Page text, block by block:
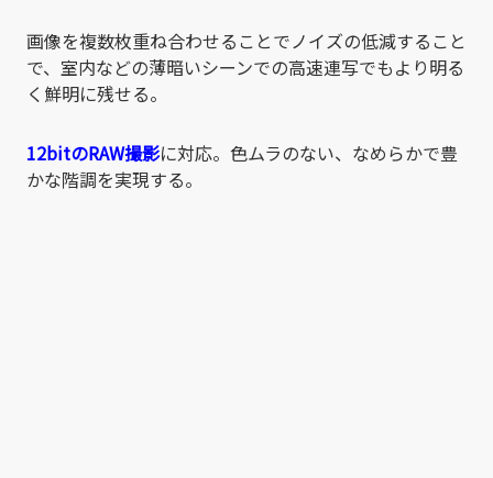
画像を複数枚重ね合わせることでノイズの低減すること
で、室内などの薄暗いシーンでの高速連写でもより明る
く鮮明に残せる。
12bitのRAW撮影に対応。色ムラのない、なめらかで豊
かな階調を実現する。